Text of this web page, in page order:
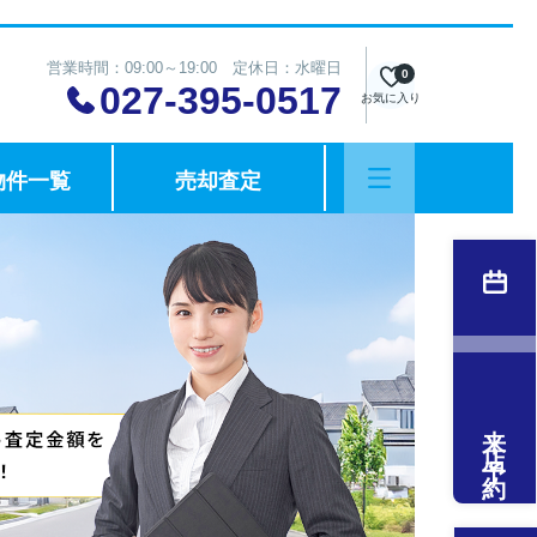
営業時間：09:00～19:00 定休日：水曜日
027-395-0517 お気に入り
0
件一覧 売却査定
来店予約